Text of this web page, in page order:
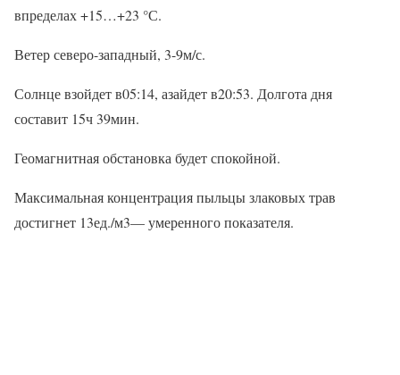
впределах +15…+23 °С.
Ветер северо-западный, 3-9м/с.
Солнце взойдет в05:14, азайдет в20:53. Долгота дня
составит 15ч 39мин.
Геомагнитная обстановка будет спокойной.
Максимальная концентрация пыльцы злаковых трав
достигнет 13ед./м3— умеренного показателя.